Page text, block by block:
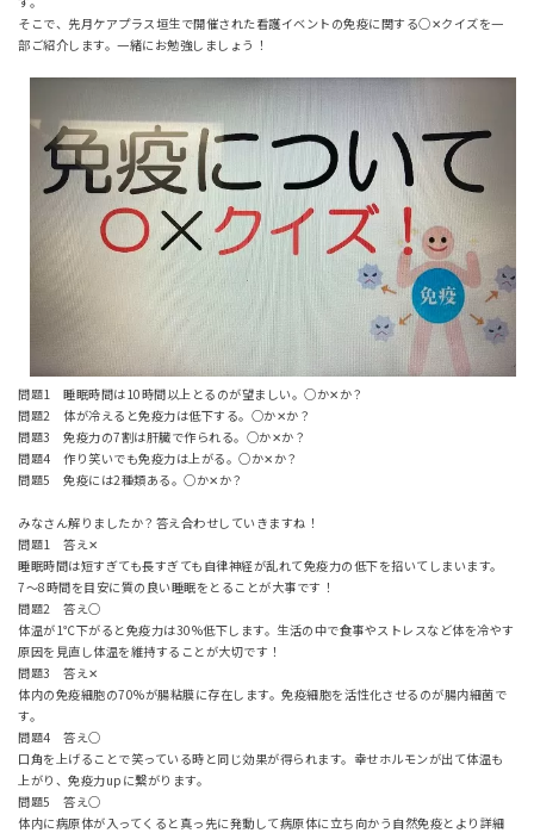
そこで、先月ケアプラス垣生で開催された看護イベントの免疫に関する○✕クイズを一
部ご紹介します。一緒にお勉強しましょう！
問題1 睡眠時間は10時間以上とるのが望ましい。○か✕か？
問題2 体が冷えると免疫力は低下する。○か✕か？
問題3 免疫力の7割は肝臓で作られる。○か✕か？
問題4 作り笑いでも免疫力は上がる。○か✕か？
問題5 免疫には2種類ある。○か✕か？
みなさん解りましたか？答え合わせしていきますね！
問題1 答え✕
睡眠時間は短すぎても長すぎても自律神経が乱れて免疫力の低下を招いてしまいます。
7〜8時間を目安に質の良い睡眠をとることが大事です！
問題2 答え○
体温が1℃下がると免疫力は30%低下します。生活の中で食事やストレスなど体を冷やす
原因を見直し体温を維持することが大切です！
問題3 答え✕
体内の免疫細胞の70%が腸粘膜に存在します。免疫細胞を活性化させるのが腸内細菌で
す。
問題4 答え○
口角を上げることで笑っている時と同じ効果が得られます。幸せホルモンが出て体温も
上がり、免疫力upに繋がります。
問題5 答え○
体内に病原体が入ってくると真っ先に発動して病原体に立ち向かう自然免疫とより詳細